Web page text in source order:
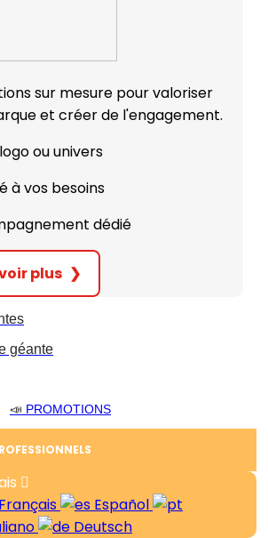
sur mesure pour valoriser
et créer de l'engagement.
ou univers
à vos besoins
dédié
plus ❯
géante
📣 PROMOTIONS
Français
Español
Deutsch